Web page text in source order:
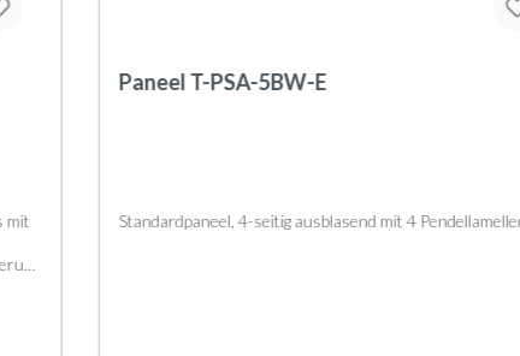
mit
Paneel T-PSA-5BW-E
Standardpaneel, 4-seitig ausblasend mit 4